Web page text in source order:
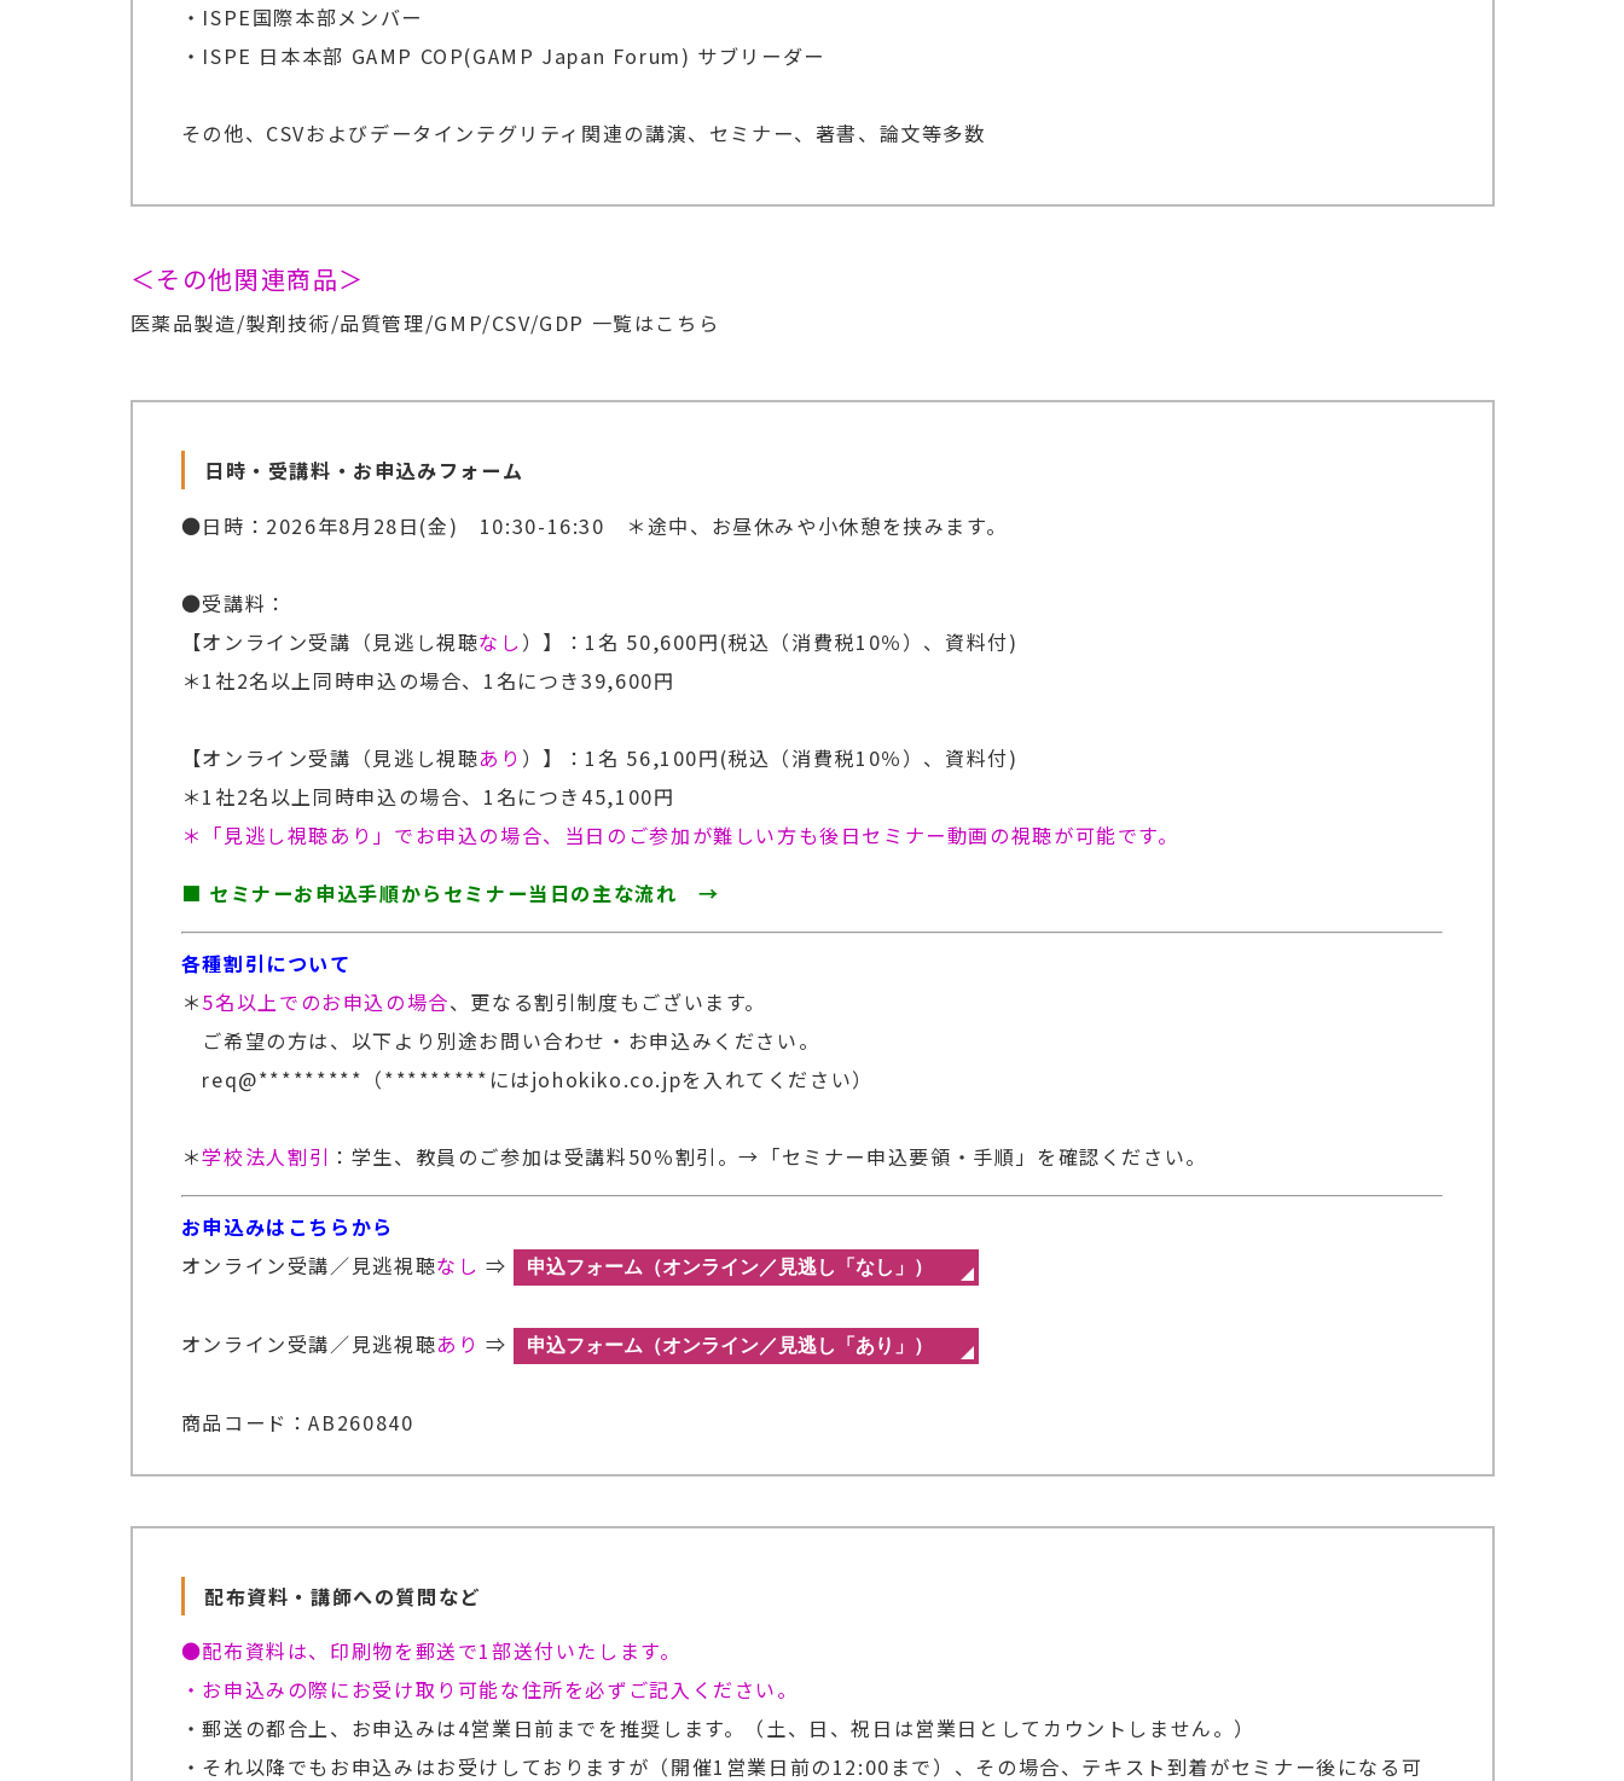
・ISPE国際本部メンバー
・ISPE 日本本部 GAMP COP(GAMP Japan Forum) サブリーダー
その他、CSVおよびデータインテグリティ関連の講演、セミナー、著書、論文等多数
＜その他関連商品＞
医薬品製造/製剤技術/品質管理/GMP/CSV/GDP 一覧はこちら
日時・受講料・お申込みフォーム
●日時：2026年8月28日(金) 10:30-16:30 ＊途中、お昼休みや小休憩を挟みます。
●受講料：
【オンライン受講（見逃し視聴なし）】：1名 50,600円(税込（消費税10％）、資料付)
＊1社2名以上同時申込の場合、1名につき39,600円
【オンライン受講（見逃し視聴あり ）】：1名 56,100円(税込（消費税10％）、資料付)
＊1社2名以上同時申込の場合、1名につき45,100円
＊「見逃し視聴あり」でお申込の場合、当日のご参加が難しい方も後日セミナー動画の視聴が可能です。
■ セミナーお申込手順からセミナー当日の主な流れ →
各種割引について
＊5名以上でのお申込の場合、更なる割引制度もございます。
ご希望の方は、以下より別途お問い合わせ・お申込みください。
req@*********（*********にはjohokiko.co.jpを入れてください）
＊学校法人割引 ：学生、教員のご参加は受講料50％割引。→「セミナー申込要領・手順」を確認ください。
お申込みはこちらから
オンライン受講／見逃視聴なし ⇒
オンライン受講／見逃視聴あり ⇒
商品コード：AB260840
配布資料・講師への質問など
●配布資料は、印刷物を郵送で1部送付いたします。
・お申込みの際にお受け取り可能な住所を必ずご記入ください。
・郵送の都合上、お申込みは4営業日前までを推奨します。（土、日、祝日は営業日としてカウントしません。）
・それ以降でもお申込みはお受けしておりますが（開催1営業日前の12:00まで）、その場合、テキスト到着がセミナー後になる可